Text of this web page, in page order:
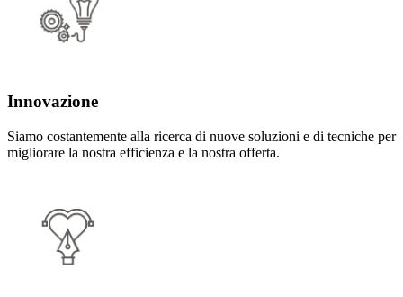
Innovazione
Siamo costantemente alla ricerca di nuove soluzioni e di tecniche per
migliorare la nostra efficienza e la nostra offerta.